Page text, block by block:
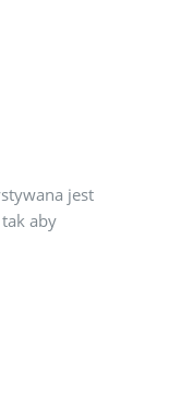
jest
aby